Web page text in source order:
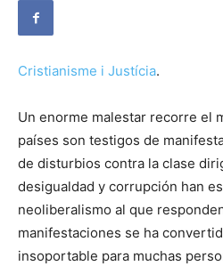
Cristianisme i Justícia.
Un enorme malestar recorre el
países son testigos de
de disturbios contra la clase
desigualdad y corrupción han
neoliberalismo al que
manifestaciones se ha
insoportable para muchas